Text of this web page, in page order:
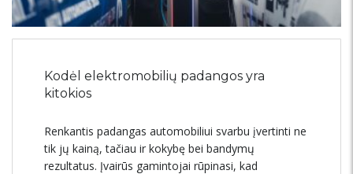
Kodėl elektromobilių padangos yra
kitokios
Renkantis padangas automobiliui svarbu įvertinti ne
tik jų kainą, tačiau ir kokybę bei bandymų
rezultatus. Įvairūs gamintojai rūpinasi, kad